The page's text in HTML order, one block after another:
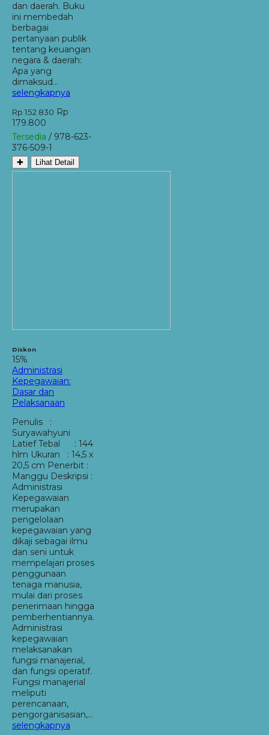
dan daerah. Buku
ini membedah
berbagai
pertanyaan publik
tentang keuangan
negara & daerah:
Apa yang
dimaksud…
selengkapnya
Rp 152.830 Rp
179.800
Tersedia / 978-623-
376-509-1
✚ Lihat Detail
Diskon
15%
Administrasi
Kepegawaian:
Dasar dan
Pelaksanaan
Penulis :
Suryawahyuni
Latief Tebal : 144
hlm Ukuran : 14,5 x
20,5 cm Penerbit :
Manggu Deskripsi :
Administrasi
Kepegawaian
merupakan
pengelolaan
kepegawaian yang
dikaji sebagai ilmu
dan seni untuk
mempelajari proses
penggunaan
tenaga manusia,
mulai dari proses
penerimaan hingga
pemberhentiannya.
Administrasi
kepegawaian
melaksanakan
fungsi manajerial,
dan fungsi operatif.
Fungsi manajerial
meliputi
perencanaan,
pengorganisasian,…
selengkapnya